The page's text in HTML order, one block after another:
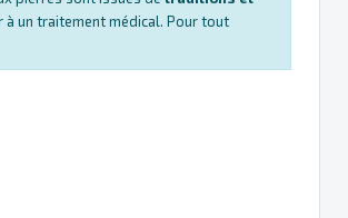
à un traitement médical. Pour tout